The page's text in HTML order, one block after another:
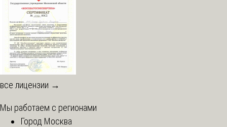
все лицензии →
Мы работаем с регионами
Город Москва